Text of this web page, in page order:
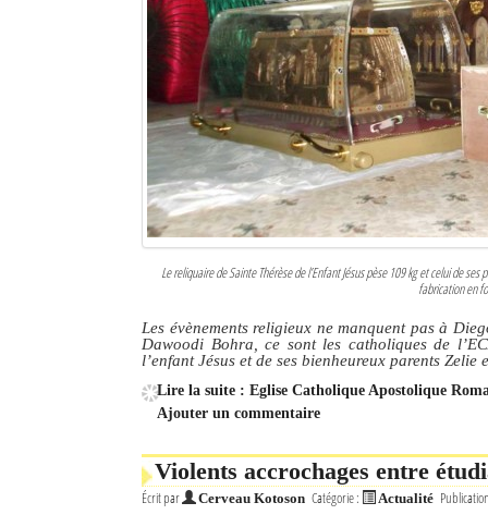
Le reliquaire de Sainte Thérèse de l’Enfant Jésus pèse 109 kg et celui de
fabrication en
Les évènements religieux ne manquent pas à
Dawoodi Bohra, ce sont les catholiques de
l’enfant Jésus et de ses bienheureux parents
Lire la suite : Eglise Catholique Apostolique
Ajouter un commentaire
Violents accrochages entre
Écrit par Cerveau Kotoson Catégorie : Actualité